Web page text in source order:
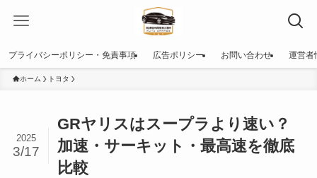
プライバシーポリシー・免責事項 広告ポリシー お問い合わせ 運営者
ホーム トヨタ
GRヤリスはスープラより速い？
加速・サーキット・最高速を徹底
比較
2025
3/17